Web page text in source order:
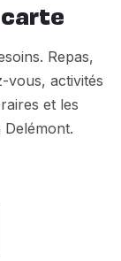
carte
Repas,
vous, activités
et les